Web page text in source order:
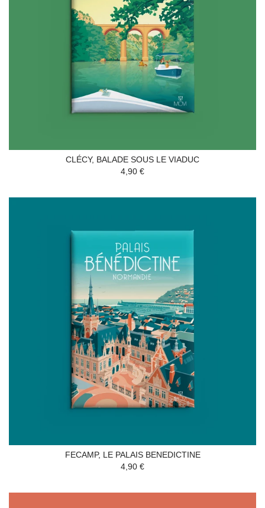
CLÉCY, BALADE SOUS LE VIADUC
4,90 €
FECAMP, LE PALAIS BENEDICTINE
4,90 €